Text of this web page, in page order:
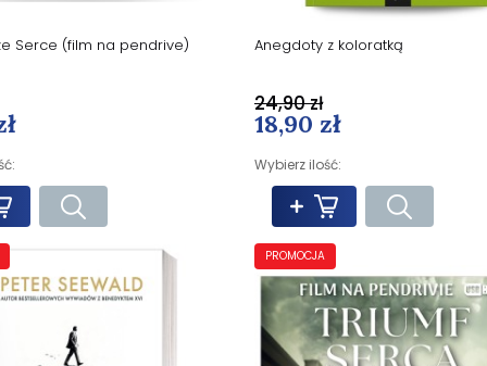
Serce (film na pendrive) Anegdoty z koloratką
18,90 zł
Wybierz ilość:
24,90 zł
PROMOCJA